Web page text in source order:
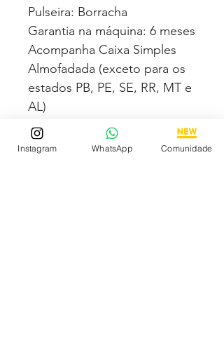
Pulseira: Borracha
Garantia na máquina: 6 meses
Acompanha Caixa Simples
Almofadada (exceto para os
estados PB, PE, SE, RR, MT e
AL)
Fotos e vídeos 100% reais
Instagram WhatsApp Comunidade